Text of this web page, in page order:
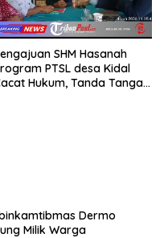
SHM Hasanah
PTSL desa Kidal
Hukum, Tanda Tangan
Dermo
Milik Warga